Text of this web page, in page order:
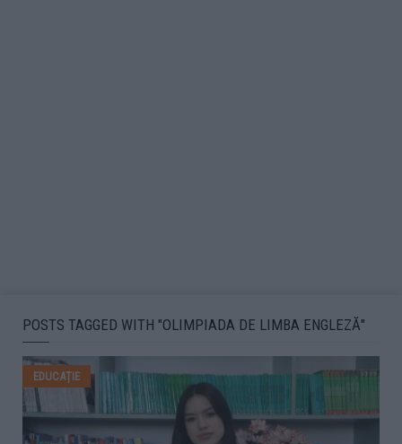
POSTS TAGGED WITH "OLIMPIADA DE LIMBA ENGLEZĂ"
EDUCAȚIE